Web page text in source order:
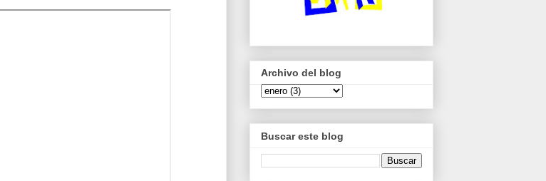
Archivo del blog
Buscar este blog